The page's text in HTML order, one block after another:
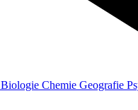
Biologie Chemie Geografie